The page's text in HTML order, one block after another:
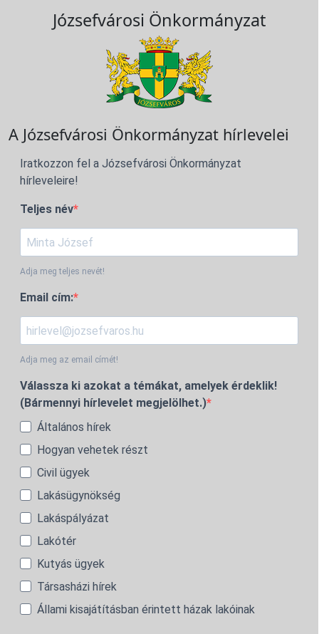
Józsefvárosi Önkormányzat
A Józsefvárosi Önkormányzat hírlevelei
Iratkozzon fel a Józsefvárosi Önkormányzat
hírleveleire!
Teljes név
Adja meg teljes nevét!
Email cím:
Adja meg az email címét!
Válassza ki azokat a témákat, amelyek érdeklik!
(Bármennyi hírlevelet megjelölhet.)
Általános hírek
Hogyan vehetek részt
Civil ügyek
Lakásügynökség
Lakáspályázat
Lakótér
Kutyás ügyek
Társasházi hírek
Állami kisajátításban érintett házak lakóinak